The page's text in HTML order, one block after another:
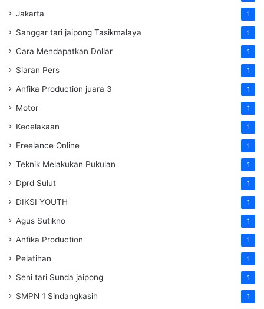
Jakarta 1
Sanggar tari jaipong Tasikmalaya 1
Cara Mendapatkan Dollar 1
Siaran Pers 1
Anfika Production juara 3 1
Motor 1
Kecelakaan 1
Freelance Online 1
Teknik Melakukan Pukulan 1
Dprd Sulut 1
DIKSI YOUTH 1
Agus Sutikno 1
Anfika Production 1
Pelatihan 1
Seni tari Sunda jaipong 1
SMPN 1 Sindangkasih 1